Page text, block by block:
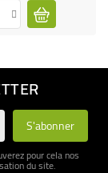
pour cela nos
du site.